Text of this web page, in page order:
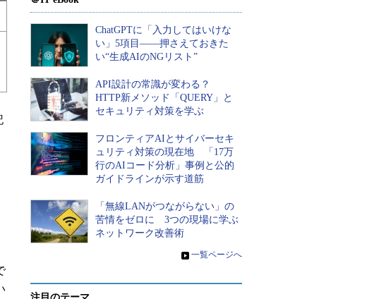
ChatGPTに「入力してはいけな
い」5項目――押さえておきた
い“生成AIのNGリスト”
API設計の常識が変わる？
HTTP新メソッド「QUERY」と
セキュリティ対策を学ぶ
フロンティアAIとサイバーセキ
ュリティ対策の現在地 「17万
行のAIコード分析」事例と公的
ガイドラインが示す道筋
「無線LANがつながらない」の
苦情をゼロに 3つの現場に学ぶ
ネットワーク改善術
» 一覧ページへ